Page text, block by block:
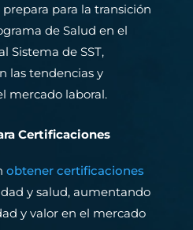
para la transición
de Salud en el
Sistema de SST,
las tendencias y
mercado laboral.
Certificaciones
obtener certificaciones
y salud, aumentando
y valor en el mercado